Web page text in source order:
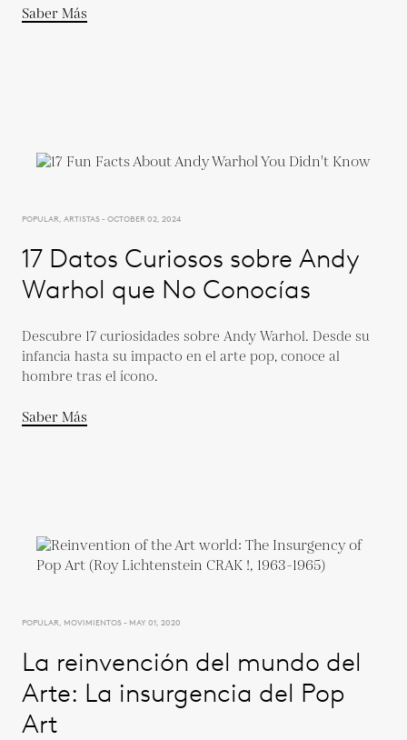
Saber Más
POPULAR, ARTISTAS - OCTOBER 02, 2024
17 Datos Curiosos sobre Andy
Warhol que No Conocías
Descubre 17 curiosidades sobre Andy Warhol. Desde su
infancia hasta su impacto en el arte pop, conoce al
hombre tras el ícono.
Saber Más
POPULAR, MOVIMIENTOS - MAY 01, 2020
La reinvención del mundo del
Arte: La insurgencia del Pop
Art